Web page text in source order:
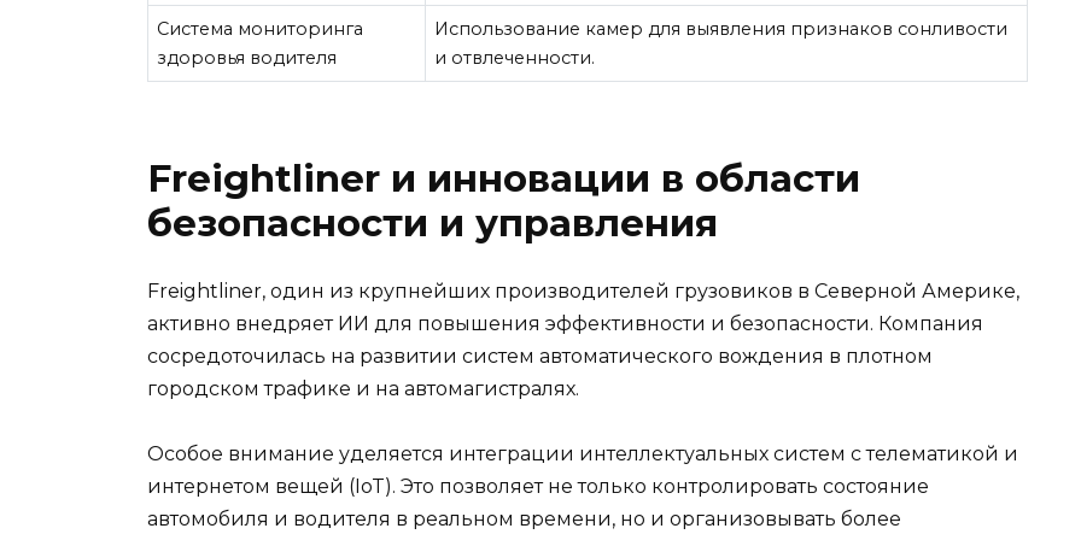
Система мониторинга
здоровья водителя
Использование камер для выявления признаков сонливости
и отвлеченности.
Freightliner и инновации в области
безопасности и управления
Freightliner, один из крупнейших производителей грузовиков в Северной Америке,
активно внедряет ИИ для повышения эффективности и безопасности. Компания
сосредоточилась на развитии систем автоматического вождения в плотном
городском трафике и на автомагистралях.
Особое внимание уделяется интеграции интеллектуальных систем с телематикой и
интернетом вещей (IoT). Это позволяет не только контролировать состояние
автомобиля и водителя в реальном времени, но и организовывать более